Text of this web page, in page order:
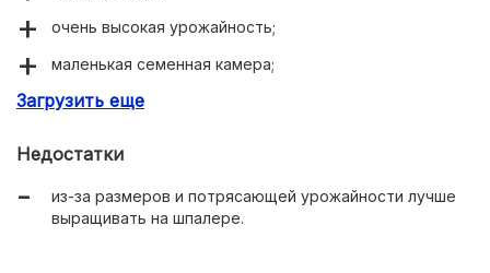
очень высокая урожайность;
маленькая семенная камера;
отлично хранится;
Загрузить еще
Недостатки
из-за размеров и потрясающей урожайности лучше
выращивать на шпалере.